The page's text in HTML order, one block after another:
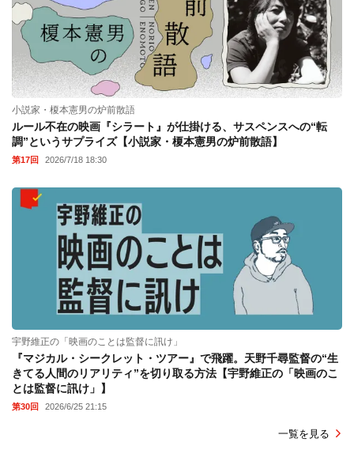
小説家・榎本憲男の炉前散語
ルール不在の映画『シラート』が仕掛ける、サスペンスへの“転
調”というサプライズ【小説家・榎本憲男の炉前散語】
第17回 2026/7/18 18:30
宇野維正の「映画のことは監督に訊け」
『マジカル・シークレット・ツアー』で飛躍。天野千尋監督の“生
きてる人間のリアリティ”を切り取る方法【宇野維正の「映画のこ
とは監督に訊け」】
第30回 2026/6/25 21:15
一覧を見る